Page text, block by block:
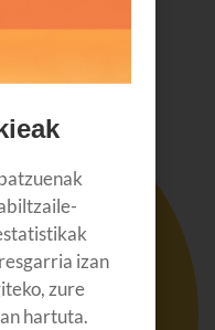
egiten
izan
zure
hartuta.